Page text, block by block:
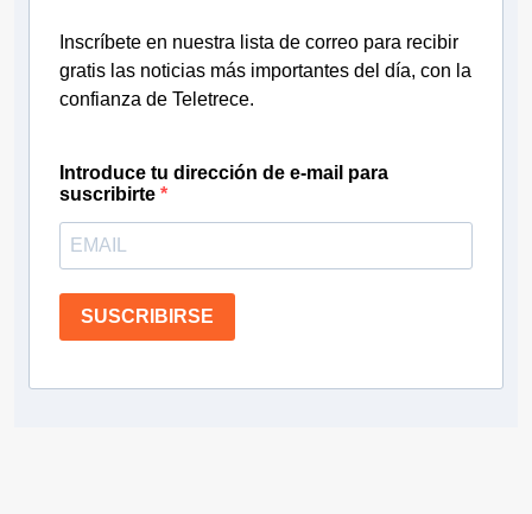
Inscríbete en nuestra lista de correo para recibir
gratis las noticias más importantes del día, con la
confianza de Teletrece.
Introduce tu dirección de e-mail para
suscribirte
SUSCRIBIRSE